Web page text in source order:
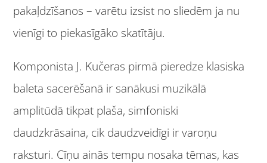
pakaļdzīšanos – varētu izsist no sliedēm ja nu
vienīgi to piekasīgāko skatītāju.
Komponista J. Kučeras pirmā pieredze klasiska
baleta sacerēšanā ir sanākusi muzikālā
amplitūdā tikpat plaša, simfoniski
daudzkrāsaina, cik daudzveidīgi ir varoņu
raksturi. Cīņu ainās tempu nosaka tēmas, kas